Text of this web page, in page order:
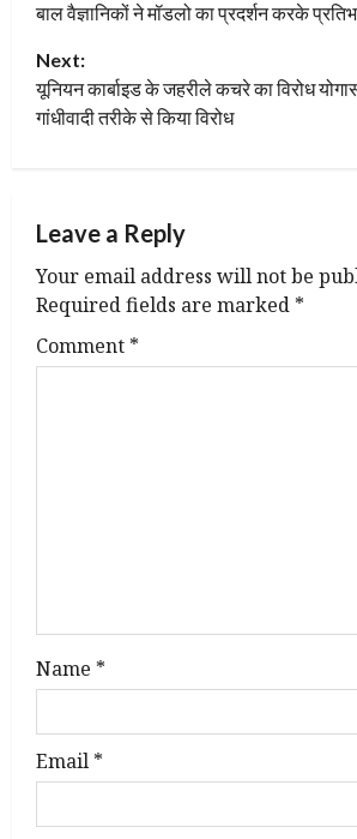
o
s
t
a
v
i
g
n
बाल वैज्ञानिकों ने मॉडलो का प्रदर्शन करके
Next:
यूनियन कार्बाइड के जहरीले कचरे का विरोध
गांधीवादी तरीके से किया विरोध
Leave a Reply
Your email address will not be
Required fields are marked *
Comment *
Name *
Email *